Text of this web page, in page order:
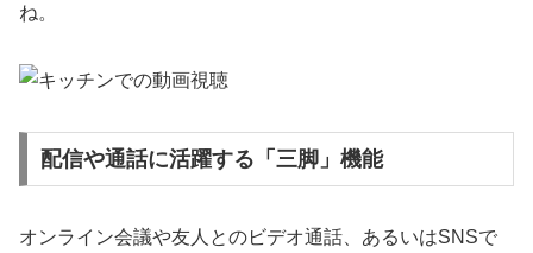
ね。
配信や通話に活躍する「三脚」機能
オンライン会議や友人とのビデオ通話、あるいはSNSで